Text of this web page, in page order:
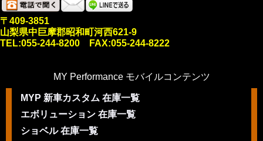
〒409-3851
山梨県中巨摩郡昭和町河西621-9
TEL:055-244-8200 FAX:055-244-8222
MY Performance モバイルコンテンツ
MYP 新車カスタム 在庫一覧
エボリューション 在庫一覧
ショベル 在庫一覧